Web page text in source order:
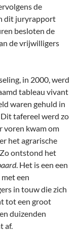
de
dit juryrapport
besloten de
de vrijwilligers
in 2000, werd
tableau vivant
waren gehuld in
tafereel werd zo
voren kwam om
het agrarische
ontstond het
. Het is een een
een
in touw die zich
tot een groot
duizenden
af.